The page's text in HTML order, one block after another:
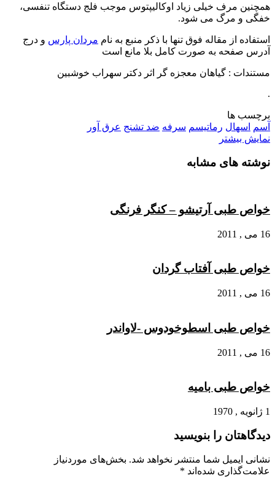
همچنین مرف خیلی زیاد اوکالیپتوس موجب فلج دستگاه تنفسی،
خفگی و مرگ می شود.
استفاده از مقاله فوق تنها با ذکر منبع به نام مردان پارس و درج
آدرس صفحه به صورت کامل بلا مانع است
مستندات : گیاهان معجزه گر اثر دکتر سهراب خوشبین
.
برچسب ها
آسم
اسهال رماتیسم سرفه ضد تشنج عرق آور
نمایش بیشتر
نوشته های مشابه
خواص طبی آرتیشو – کنگر فرنگی
16 می , 2011
خواص طبی آفتاب گردان
16 می , 2011
خواص طبی اسطوخودوس -لاواندر
16 می , 2011
خواص طبی بامیه
1 ژانویه , 1970
دیدگاهتان را بنویسید
نشانی ایمیل شما منتشر نخواهد شد. بخش‌های موردنیاز
علامت‌گذاری شده‌اند *